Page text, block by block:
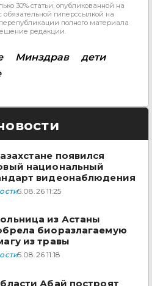
30% статьи, опубликованной на
гиперссылкой на
полного материала
редакции.
Минздрав
дети
появился
национальный
видеонаблюдения
5.08.26 11:25
из Астаны
биоразлагаемую
из травы
5.08.26 11:18
Абай построят